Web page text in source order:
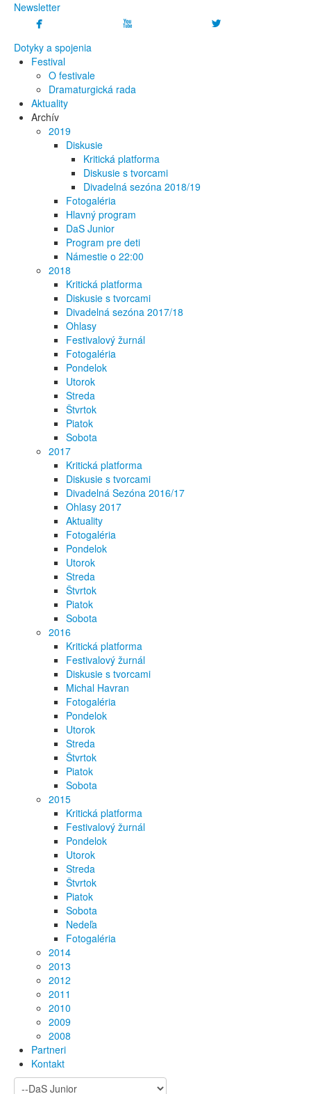
Newsletter
  
Dotyky a spojenia
Festival
O festivale
Dramaturgická rada
Aktuality
Archív
2019
Diskusie
Kritická platforma
Diskusie s tvorcami
Divadelná sezóna 2018/19
Fotogaléria
Hlavný program
DaS Junior
Program pre deti
Námestie o 22:00
2018
Kritická platforma
Diskusie s tvorcami
Divadelná sezóna 2017/18
Ohlasy
Festivalový žurnál
Fotogaléria
Pondelok
Utorok
Streda
Štvrtok
Piatok
Sobota
2017
Kritická platforma
Diskusie s tvorcami
Divadelná Sezóna 2016/17
Ohlasy 2017
Aktuality
Fotogaléria
Pondelok
Utorok
Streda
Štvrtok
Piatok
Sobota
2016
Kritická platforma
Festivalový žurnál
Diskusie s tvorcami
Michal Havran
Fotogaléria
Pondelok
Utorok
Streda
Štvrtok
Piatok
Sobota
2015
Kritická platforma
Festivalový žurnál
Pondelok
Utorok
Streda
Štvrtok
Piatok
Sobota
Nedeľa
Fotogaléria
2014
2013
2012
2011
2010
2009
2008
Partneri
Kontakt